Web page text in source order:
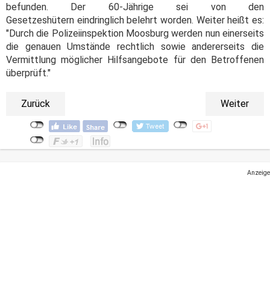
befunden. Der 60-Jährige sei von den
Gesetzeshütern eindringlich belehrt worden. Weiter heißt es:
"Durch die Polizeiinspektion Moosburg werden nun einerseits
die genauen Umstände rechtlich sowie andererseits die
Vermittlung möglicher Hilfsangebote für den Betroffenen
überprüft."
Zurück Weiter
Anzeige